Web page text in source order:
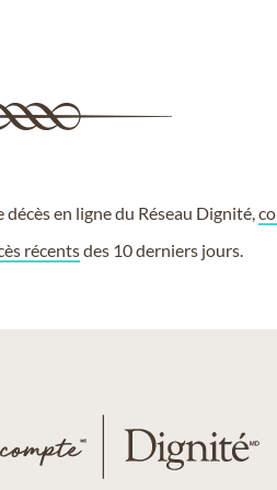
en ligne du Réseau Dignité,
récentsdes 10 derniers jours.